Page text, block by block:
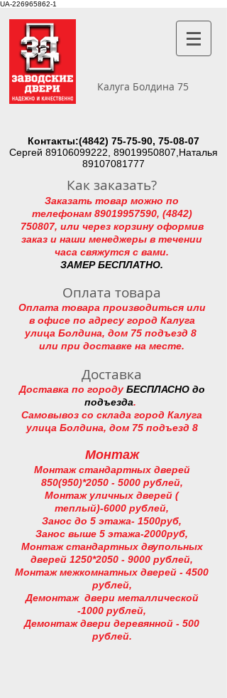
UA-226965862-1
Калуга Болдина 75
Контакты:(4842) 75-75-90, 75-08-07
Сергей 89106099222 89019950807 ,Наталья
89107081777
Как заказать?
Заказать товар можно по
телефонам 89019957590, (4842)
750807, или через корзину оформив
заказ и наши менеджеры в течении
часа свяжутся с вами.
ЗАМЕР БЕСПЛАТНО.
Оплата товара
Оплата товара производиться или
в офисе по адресу город Калуга
улица Болдина, дом 75 подъезд 8
или при доставке на месте.
Доставка
Доставка по городу БЕСПЛАСНО до
подъезда.
Самовывоз со склада город Калуга
улица Болдина, дом 75 подъезд 8
Монтаж
Монтаж стандартных дверей
850(950)*2050- 5000 рублей,
Монтаж уличных дверей (
теплый)-6000 рублей,
Занос до 5 этажа- 1500руб,
Занос выше 5 этажа-2000руб,
Монтаж стандартных двупольных
дверей 1250*2050 - 9000 рублей,
Монтаж межкомнатных дверей - 4500
рублей,
Демонтаж двери металлической
-1000 рублей,
Демонтаж двери деревянной - 500
рублей.